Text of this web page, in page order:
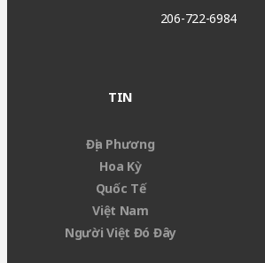
206-722-6984
TIN
Địa Phương
Hoa Kỳ
Quốc Tế
Việt Nam
Người Việt Đó Đây